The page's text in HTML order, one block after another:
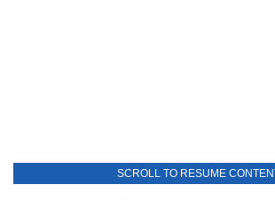
SCROLL TO RESUME